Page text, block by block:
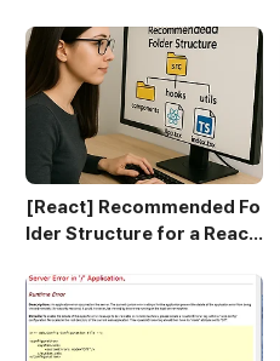
[React] Recommended Fo
lder Structure for a React